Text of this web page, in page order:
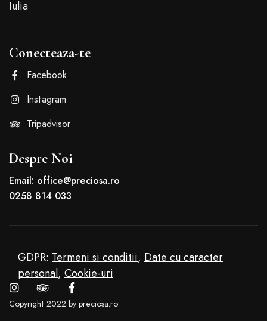
Iulia
Conecteaza-te
Facebook
Instagram
Tripadvisor
Despre Noi
Email: office@preciosa.ro
0258 814 033
Copyright 2022 by preciosa.ro
GDPR: Termeni si conditii, Date cu caracter
personal, Cookie-uri